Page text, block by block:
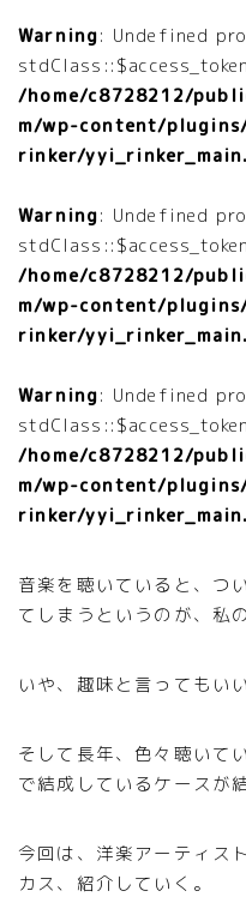
Warning: Undefined
/home/c8728212/
m/wp-content/
rinker/
Warning: Undefined
/home/c8728212/
m/wp-content/
rinker/
Warning: Undefined
/home/c8728212/
m/wp-content/
rinker/
音楽を聴いていると、つ
てしまうというのが、私
いや、趣味と言ってもい
そして長年、色々聴いて
で結成しているケースが
今回は、洋楽アーティス
カス、紹介していく。